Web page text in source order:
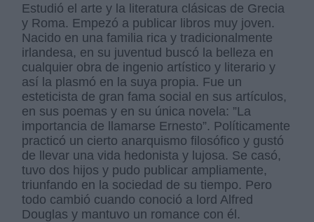
Estudió el arte y la literatura clásicas de Grecia
y Roma. Empezó a publicar libros muy joven.
Nacido en una familia rica y tradicionalmente
irlandesa, en su juventud buscó la belleza en
cualquier obra de ingenio artístico y literario y
así la plasmó en la suya propia. Fue un
esteticista de gran fama social en sus artículos,
en sus poemas y en su única novela: ”La
importancia de llamarse Ernesto”. Políticamente
practicó un cierto anarquismo filosófico y gustó
de llevar una vida hedonista y lujosa. Se casó,
tuvo dos hijos y pudo publicar ampliamente,
triunfando en la sociedad de su tiempo. Pero
todo cambió cuando conoció a lord Alfred
Douglas y mantuvo un romance con él.